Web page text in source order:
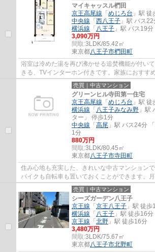
マイキャッスル椚田
京王高尾線 「 めじろ台 」駅
中央線 「 西八王子 」駅 バス
横浜線 「 八王子 」駅 バス19
3,090万円
間取:3LDK/85.42㎡
東京都八王子市椚田町
浴室は冷めた湯を再び沸かせる追焚機能が付い
きる、TVインターホン付きです。家族におすす
ています。システムキッチンは使いやすく汚...
売買｜中古マンション
グリーンヒル寺田第一住宅
京王高尾線 「 めじろ台 」駅
横浜線 「 八王子みなみ野 」駅
ター」 停歩1分
中央線 「 高尾 」駅 バス24分
1分
880万円
間取:3LDK/80.45㎡
東京都八王子市寺田町
住み心地も充実した、きれいな中古マンション
バイクも自転車も置いておくことができます。
用することができます。初めて訪れる街で暮...
売買｜中古マンション
シーズガーデン八王子
京王線 「 京王八王子 」駅 徒歩
横浜線 「 八王子 」駅 徒歩16分
京王線 「 北野 」駅 徒歩16分
3,480万円
間取:3LDK/75.67㎡
東京都八王子市北野町